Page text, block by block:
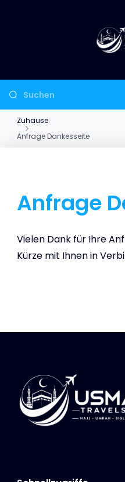
Zuhause
Anfrage Dankesseite
Anfrage
Vielen Dank für Ihre
Kürze mit Ihnen in